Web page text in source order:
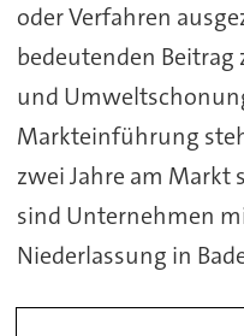
oder Verfahren
bedeutenden Beitrag
und
Markteinführung
zwei Jahre am Markt
sind Unternehmen
Niederlassung in